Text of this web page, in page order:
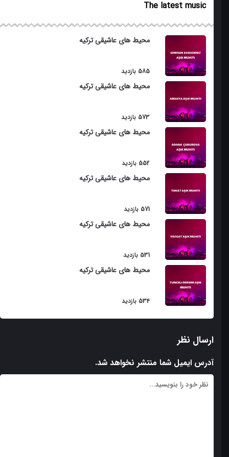
Qurbat Dubeyti
Bag Arasi
Gadimxani
Samadi
Haq divani
Van Agzi
Duraxani
Cheshma Gozallamasi
Suzan Gulu
Bash Garayli
Ali dondarmasi
Bash Qaytaqi
Reyhani
Cahangir Harayi
Cahangir Garaylisi
Cahangir Qaytarmasi
Yaylagi
The latest music
محیط های عاشیقی ترکیه
585 بازدید
محیط های عاشیقی ترکیه
573 بازدید
محیط های عاشیقی ترکیه
552 بازدید
محیط های عاشیقی ترکیه
571 بازدید
محیط های عاشیقی ترکیه
531 بازدید
محیط های عاشیقی ترکیه
534 بازدید
ارسال نظر
آدرس ایمیل شما منتشر نخواهد شد.